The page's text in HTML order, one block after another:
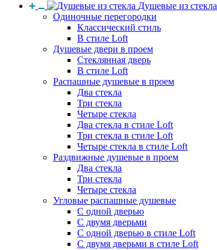
Душевые из стекла
Одиночные перегородки
Классический стиль
В стиле Loft
Душевые двери в проем
Стеклянная дверь
В стиле Loft
Распашные душевые в проем
Два стекла
Три стекла
Четыре стекла
Два стекла в стиле Loft
Три стекла в стиле Loft
Четыре стекла в стиле Loft
Раздвижные душевые в проем
Два стекла
Три стекла
Четыре стекла
Угловые распашные душевые
С одной дверью
С двумя дверьми
С одной дверью в стиле Loft
С двумя дверьми в стиле Loft